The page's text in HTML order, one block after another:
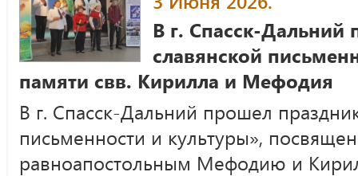
В г. Спасск-
славянской
памяти свв. Кирилла и Мефодия
В г. Спасск-Дальний прошел
письменности и культуры»,
равноапостольным Мефодию и